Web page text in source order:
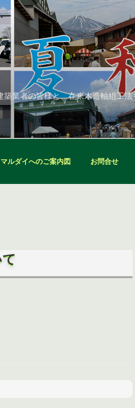
業者の皆様と、在来木造軸組工
マルダイへのご案内図 お問合せ